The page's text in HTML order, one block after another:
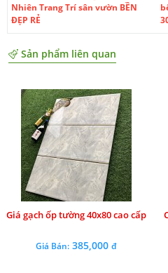
Nhiên Trang Trí sân vườn BỀN
ĐẸP RẺ
Sản phẩm liên quan
Giá gạch ốp tường 40x80 cao cấp
Giá Bán: 385,000đ